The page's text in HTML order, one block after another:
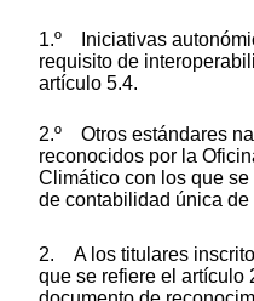
1.º Iniciativas
requisito de
artículo 5.4.
2.º Otros estándares
reconocidos por la
Climático con los que
de contabilidad única
2. A los titulares
que se refiere el artículo